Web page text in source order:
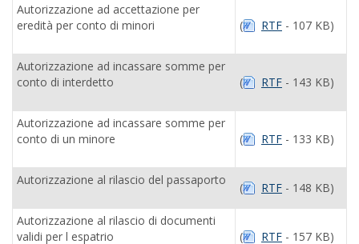
Autorizzazione ad accettazione per
eredità per conto di minori
( RTF - 107 KB)
Autorizzazione ad incassare somme per
conto di interdetto
( RTF - 143 KB)
Autorizzazione ad incassare somme per
conto di un minore
( RTF - 133 KB)
Autorizzazione al rilascio del passaporto
( RTF - 148 KB)
Autorizzazione al rilascio di documenti
validi per l espatrio
( RTF - 157 KB)